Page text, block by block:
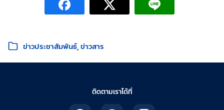
หมวดหมู่:
ข่าวประชาสัมพันธ์ ข่าวสาร
ติดตามเราได้ที่